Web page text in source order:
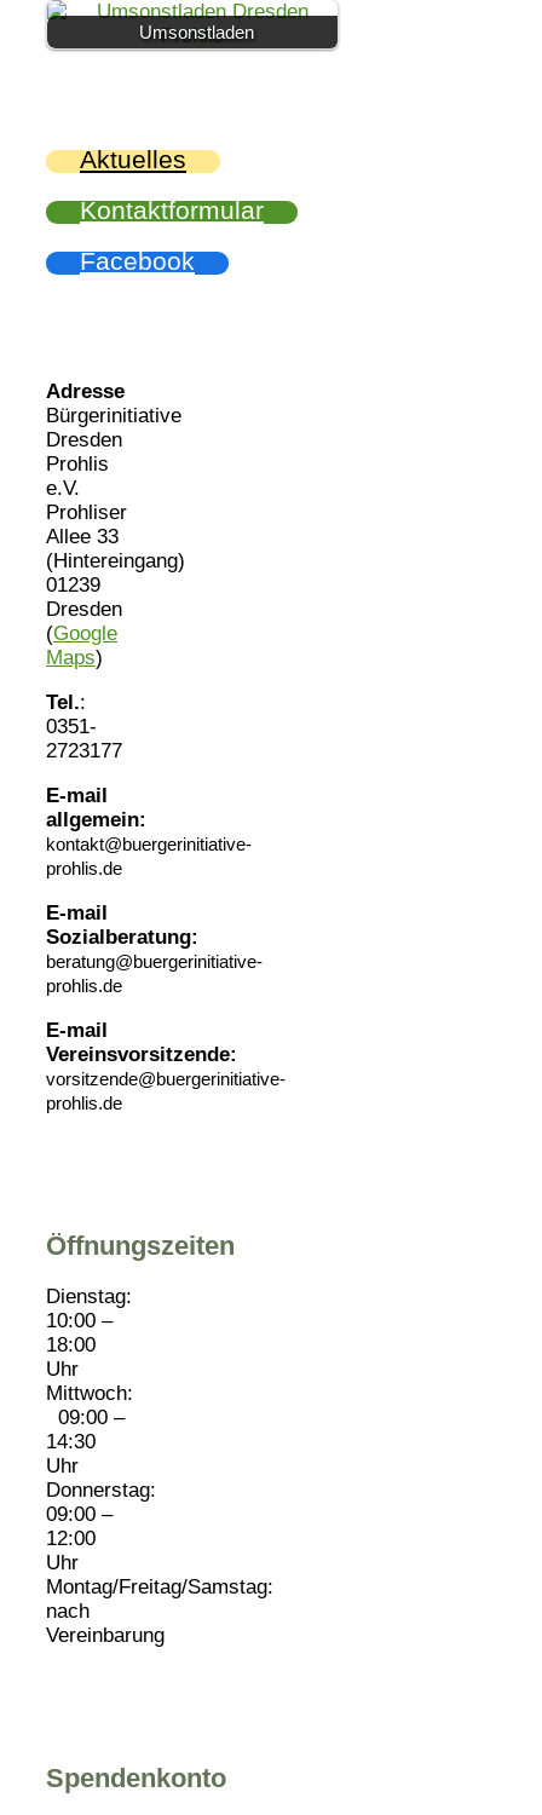
Umsonstladen
Aktuelles
Kontaktformular
Facebook
Adresse
Bürgerinitiative
Dresden
Prohlis
e.V.
Prohliser
Allee 33
(Hintereingang)
01239
Dresden
(Google
Maps)
Tel.:
0351-
2723177
E-mail
allgemein:
kontakt@buergerinitiative-
prohlis.de
E-mail
Sozialberatung:
beratung@buergerinitiative-
prohlis.de
E-mail
Vereinsvorsitzende:
vorsitzende@buergerinitiative-
prohlis.de
Öffnungszeiten
Dienstag:
10:00 –
18:00
Uhr
Mittwoch:
09:00 –
14:30
Uhr
Donnerstag:
09:00 –
12:00
Uhr
Montag/Freitag/Samstag:
nach
Vereinbarung
Spendenkonto